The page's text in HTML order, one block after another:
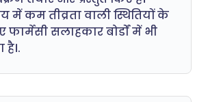
में कम तीव्रता वाली स्थितियों के
फार्मेसी सलाहकार बोर्डों में भी
है।.